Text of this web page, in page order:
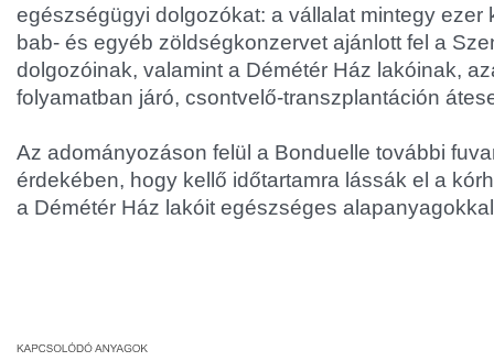
egészségügyi dolgozókat: a vállalat mintegy ezer
bab- és egyéb zöldségkonzervet ajánlott fel a
dolgozóinak, valamint a Démétér Ház lakóinak,
folyamatban járó, csontvelő-transzplantáción
Az adományozáson felül a Bonduelle további
érdekében, hogy kellő időtartamra lássák el a
a Démétér Ház lakóit egészséges